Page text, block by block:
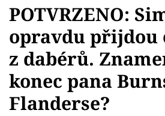
Témata
Showbyznys
Youtubeři
POTVRZENO:
opravdu přijdou
z dabérů.
konec pana
Flanderse?